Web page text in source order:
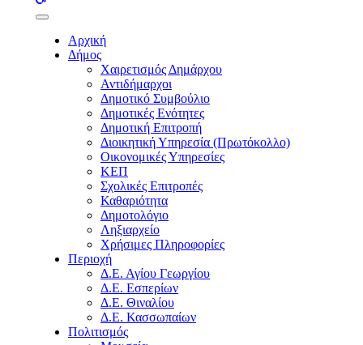
buttons
Αρχική
Δήμος
Χαιρετισμός Δημάρχου
Αντιδήμαρχοι
Δημοτικό Συμβούλιο
Δημοτικές Ενότητες
Δημοτική Επιτροπή
Διοικητική Υπηρεσία (Πρωτόκολλο)
Οικονομικές Υπηρεσίες
ΚΕΠ
Σχολικές Επιτροπές
Καθαριότητα
Δημοτολόγιο
Ληξιαρχείο
Χρήσιμες Πληροφορίες
Περιοχή
Δ.Ε. Αγίου Γεωργίου
Δ.Ε. Εσπερίων
Δ.Ε. Θιναλίου
Δ.Ε. Κασσωπαίων
Πολιτισμός